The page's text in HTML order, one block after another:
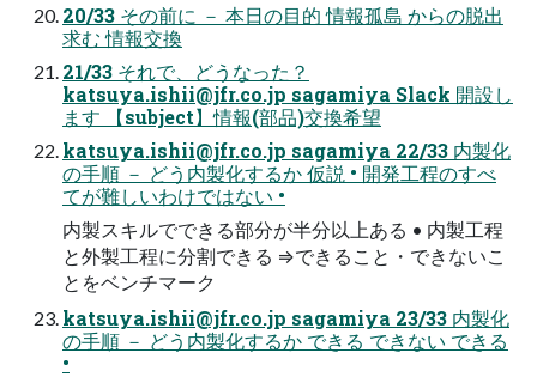
20/33 その前に － 本日の目的 情報孤島 からの脱出
求む 情報交換
21/33 それで、どうなった？
katsuya.ishii@jfr.co.jp sagamiya Slack 開設し
ます 【subject】情報(部品)交換希望
katsuya.ishii@jfr.co.jp sagamiya 22/33 内製化
の手順 － どう内製化するか 仮説 • 開発工程のすべ
てが難しいわけではない •
内製スキルでできる部分が半分以上ある • 内製工程
と外製工程に分割できる ⇒できること・できないこ
とをベンチマーク
katsuya.ishii@jfr.co.jp sagamiya 23/33 内製化
の手順 － どう内製化するか できる できない できる
•